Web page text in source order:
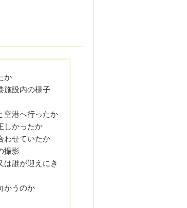
か
施設内の様子
空港へ行ったか
しかったか
わせていたか
撮影
は誰が迎えにき
かうのか